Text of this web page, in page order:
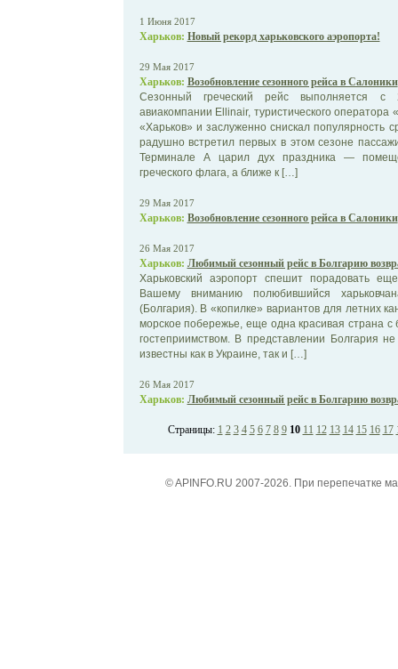
1 Июня 2017
Харьков: Новый рекорд харьковского аэропорта!
29 Мая 2017
Харьков: Возобновление сезонного рейса в Салоники
Сезонный греческий рейс выполняется с
авиакомпании Ellinair, туристического
«Харьков» и заслуженно снискал популярность
радушно встретил первых в этом сезоне
Терминале А царил дух праздника —
греческого флага, а ближе к […]
29 Мая 2017
Харьков: Возобновление сезонного рейса в Салоники
26 Мая 2017
Харьков: Любимый сезонный рейс в Болгарию
Харьковский аэропорт спешит порадовать
Вашему вниманию полюбившийся
(Болгария). В «копилке» вариантов для летних
морское побережье, еще одна красивая страна с
гостеприимством. В представлении Болгария
известны как в Украине, так и […]
26 Мая 2017
Харьков: Любимый сезонный рейс в Болгарию
Страницы: 1 2 3 4 5 6 7 8 9 10 11 12 13 14 15 16 17
© APINFO.RU 2007-2026. При перепечатке